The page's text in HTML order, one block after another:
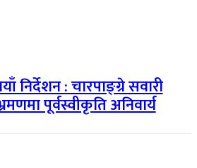
निर्देशन : चारपाङ्ग्रे सवारी
पूर्वस्वीकृति अनिवार्य